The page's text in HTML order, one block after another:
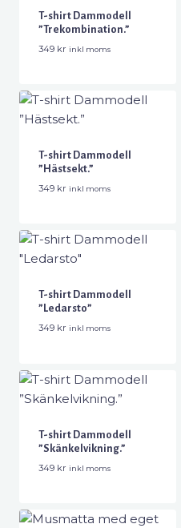
T-shirt Dammodell
”Trekombination.”
349 kr inkl moms
T-shirt Dammodell
”Hästsekt.”
349 kr inkl moms
T-shirt Dammodell
”Ledarsto”
349 kr inkl moms
T-shirt Dammodell
”Skänkelvikning.”
349 kr inkl moms